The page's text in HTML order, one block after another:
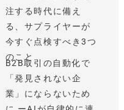
注する時代に備え
る、サプライヤーが
今すぐ点検すべき3つ
のこと
B2B取引の自動化で
「発見されない企
業」にならないため